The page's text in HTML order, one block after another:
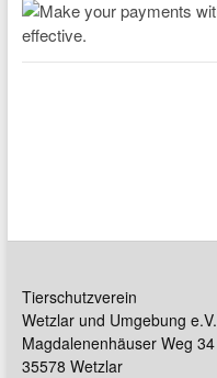
Tierschutzverein
Wetzlar und Umgebung e.V.
Magdalenenhäuser Weg 34
35578 Wetzlar